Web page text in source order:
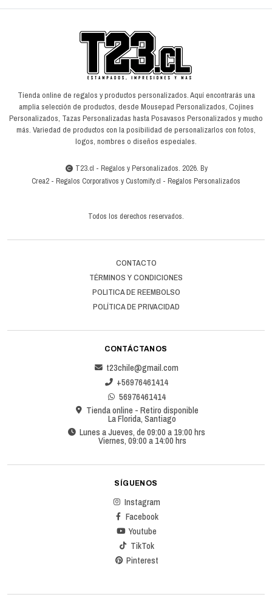
Tienda online de regalos y productos personalizados. Aquí encontrarás una
amplia selección de productos, desde Mousepad Personalizados, Cojines
Personalizados, Tazas Personalizadas hasta Posavasos Personalizados y mucho
más. Variedad de productos con la posibilidad de personalizarlos con fotos,
logos, nombres o diseños especiales.
T23.cl - Regalos y Personalizados. 2026. By
Crea2 - Regalos Corporativos y Customify.cl - Regalos Personalizados
Todos los derechos reservados.
CONTACTO
TÉRMINOS Y CONDICIONES
POLITICA DE REEMBOLSO
POLÍTICA DE PRIVACIDAD
CONTÁCTANOS
t23chile@gmail.com
+56976461414
56976461414
Tienda online - Retiro disponible
La Florida, Santiago
Lunes a Jueves, de 09:00 a 19:00 hrs
Viernes, 09:00 a 14:00 hrs
SÍGUENOS
Instagram
Facebook
Youtube
TikTok
Pinterest